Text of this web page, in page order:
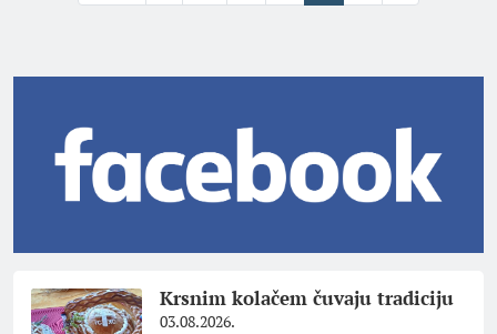
Krsnim kolačem čuvaju tradiciju
03.08.2026.